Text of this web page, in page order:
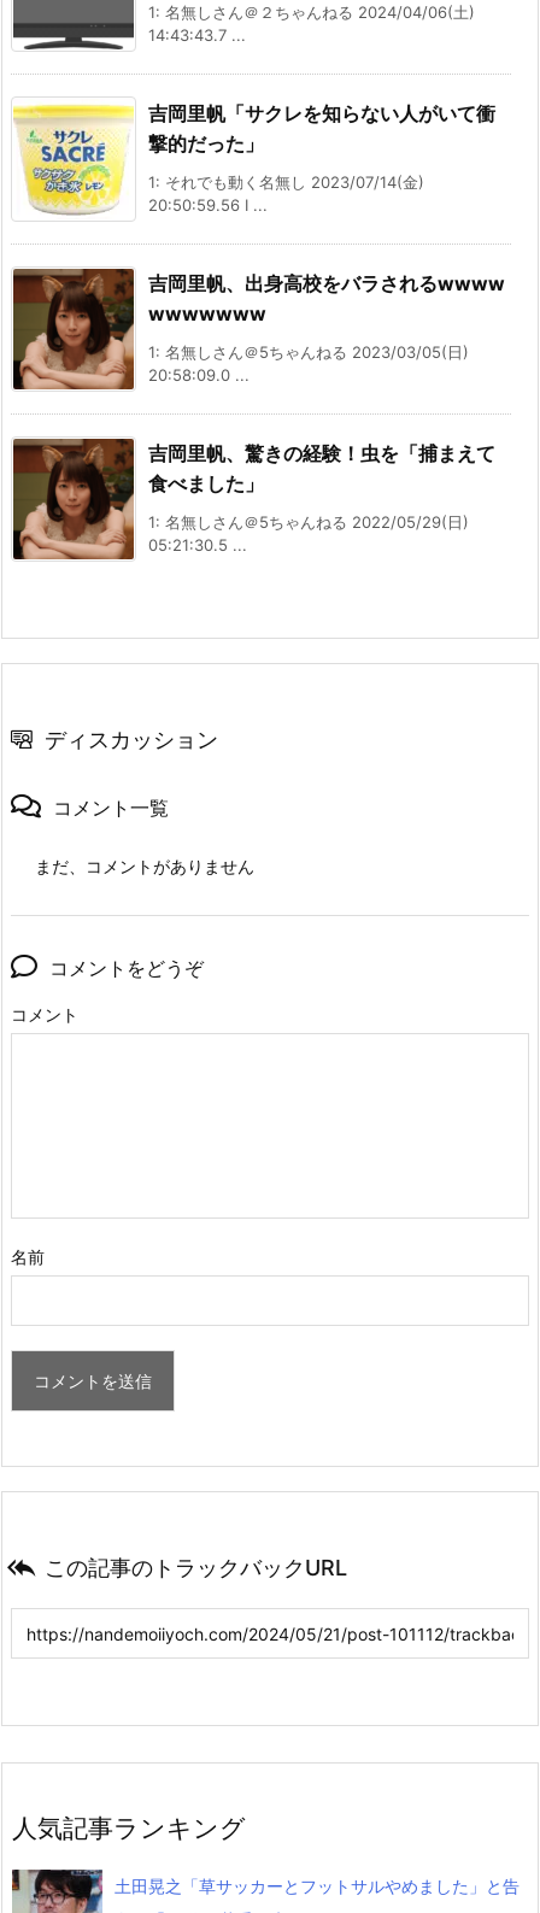
1: 名無しさん＠２ちゃんねる 2024/04/06(土)
14:43:43.7 ...
吉岡里帆「サクレを知らない人がいて衝
撃的だった」
1: それでも動く名無し 2023/07/14(金)
20:50:59.56 I ...
吉岡里帆、出身高校をバラされるwwww
wwwwwww
1: 名無しさん＠5ちゃんねる 2023/03/05(日)
20:58:09.0 ...
吉岡里帆、驚きの経験！虫を「捕まえて
食べました」
1: 名無しさん＠5ちゃんねる 2022/05/29(日)
05:21:30.5 ...
ディスカッション
コメント一覧
まだ、コメントがありません
コメントをどうぞ
コメント
名前
 この記事のトラックバックURL
人気記事ランキング
土田晃之「草サッカーとフットサルやめました」と告